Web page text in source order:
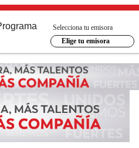
Selecciona tu emisora
Elige tu emisora